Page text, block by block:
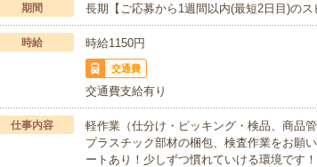
期間 長期【ご応募から1週間以内(最短2日目)の
時給 時給1150円
交通費
交通費支給有り
仕事内容
軽作業（仕分け・ピッキング・検品、商品管
プラスチック部材の梱包、検査作業をお願
ートあり！少しずつ慣れていける環境です